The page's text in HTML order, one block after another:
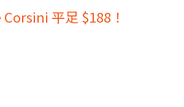
Corsini 平足 $188！